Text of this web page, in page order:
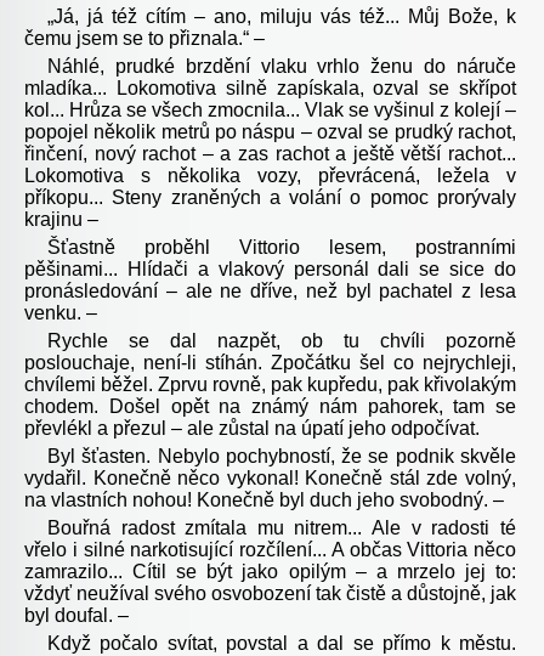
„Já, já též cítím – ano, miluju vás též... Můj Bože, k
čemu jsem se to přiznala.“ –
Náhlé, prudké brzdění vlaku vrhlo ženu do náruče
mladíka... Lokomotiva silně zapískala, ozval se skřípot
kol... Hrůza se všech zmocnila... Vlak se vyšinul z kolejí –
popojel několik metrů po náspu – ozval se prudký rachot,
řinčení, nový rachot – a zas rachot a ještě větší rachot...
Lokomotiva s několika vozy, převrácená, ležela v
příkopu... Steny zraněných a volání o pomoc prorývaly
krajinu –
Šťastně proběhl Vittorio lesem, postranními
pěšinami... Hlídači a vlakový personál dali se sice do
pronásledování – ale ne dříve, než byl pachatel z lesa
venku. –
Rychle se dal nazpět, ob tu chvíli pozorně
poslouchaje, není-li stíhán. Zpočátku šel co nejrychleji,
chvílemi běžel. Zprvu rovně, pak kupředu, pak křivolakým
chodem. Došel opět na známý nám pahorek, tam se
převlékl a přezul – ale zůstal na úpatí jeho odpočívat.
Byl šťasten. Nebylo pochybností, že se podnik skvěle
vydařil. Konečně něco vykonal! Konečně stál zde volný,
na vlastních nohou! Konečně byl duch jeho svobodný. –
Bouřná radost zmítala mu nitrem... Ale v radosti té
vřelo i silné narkotisující rozčílení... A občas Vittoria něco
zamrazilo... Cítil se být jako opilým – a mrzelo jej to:
vždyť neužíval svého osvobození tak čistě a důstojně, jak
byl doufal. –
Když počalo svítat, povstal a dal se přímo k městu.